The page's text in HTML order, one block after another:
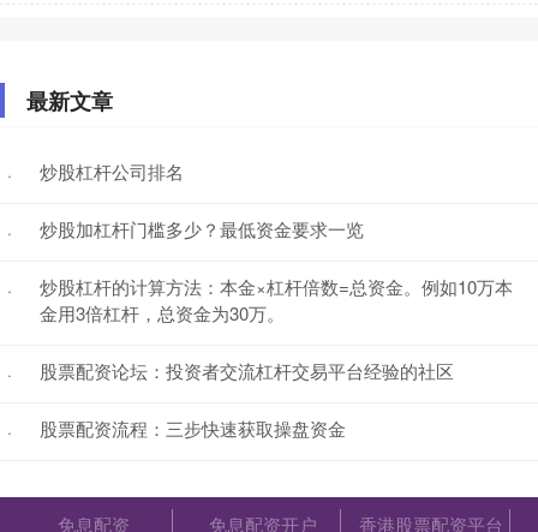
最新文章
· 炒股杠杆公司排名
· 炒股加杠杆门槛多少？最低资金要求一览
·
炒股杠杆的计算方法：本金×杠杆倍数=总资金。例如10万本
金用3倍杠杆，总资金为30万。
· 股票配资论坛：投资者交流杠杆交易平台经验的社区
· 股票配资流程：三步快速获取操盘资金
免息配资 免息配资开户 香港股票配资平台